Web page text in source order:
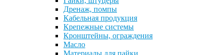
Дренаж, помпы
Кабельная продукция
Крепежные системы
Кронштейны, ограждения
Масло
Материалы для пайки